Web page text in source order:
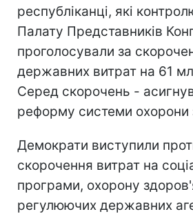
республіканці, які
Палату Представників
проголосували за
державних витрат на 61
Серед скорочень -
реформу системи охорони
Демократи виступили
скорочення витрат на
програми, охорону
регулюючих державних